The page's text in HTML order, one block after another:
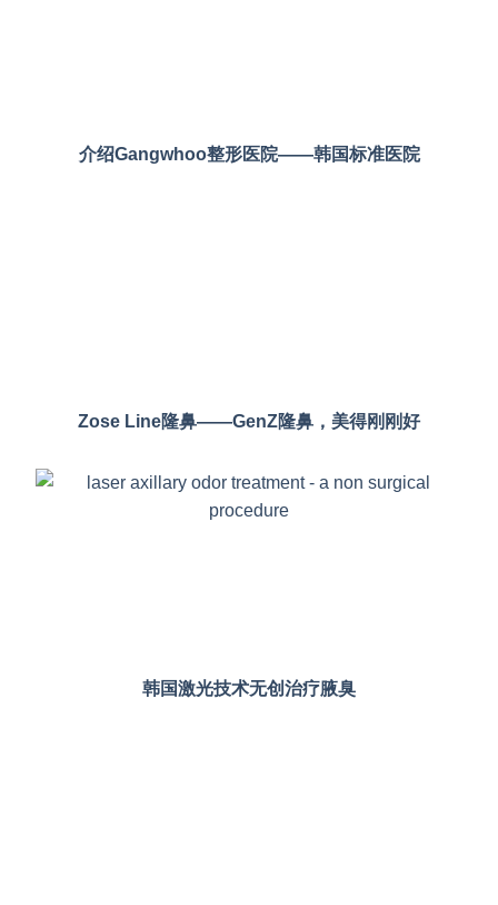
介绍Gangwhoo整形医院——韩国标准医院
Zose Line隆鼻——GenZ隆鼻，美得刚刚好
韩国激光技术无创治疗腋臭